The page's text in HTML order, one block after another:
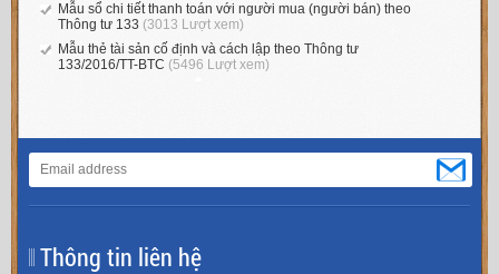
Mẫu sổ chi tiết thanh toán với người mua (người bán) theo
Thông tư 133 (3013 Lượt xem)
Mẫu thẻ tài sản cố định và cách lập theo Thông tư
133/2016/TT-BTC (5496 Lượt xem)
Thông tin liên hệ